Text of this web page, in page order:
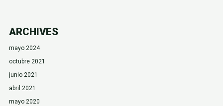
ARCHIVES
mayo 2024
octubre 2021
junio 2021
abril 2021
mayo 2020